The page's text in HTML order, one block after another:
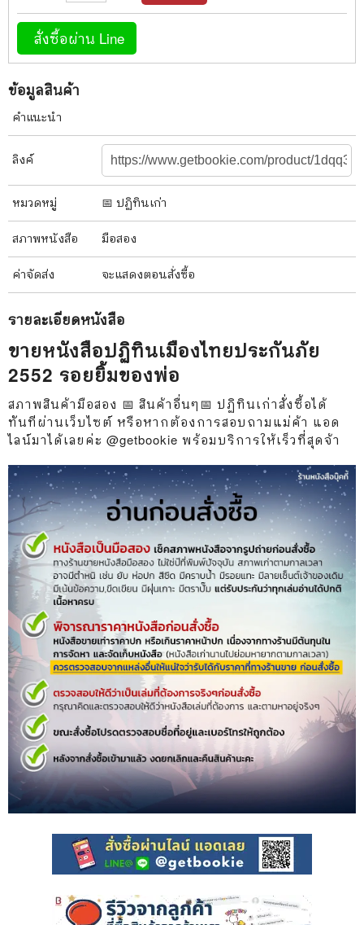
สั่งซื้อผ่าน Line
ข้อมูลสินค้า
คำแนะนำ
ลิงค์
หมวดหมู่ 📅 ปฏิทินเก่า
สภาพหนังสือ มือสอง
ค่าจัดส่ง จะแสดงตอนสั่งซื้อ
รายละเอียดหนังสือ
ขายหนังสือปฏิทินเมืองไทยประกันภัย
2552 รอยยิ้มของพ่อ
สภาพสินค้ามือสอง 📅 สินค้าอื่นๆ📅 ปฏิทินเก่าสั่งซื้อได้
ทันทีผ่านเว็บไซต์ หรือหากต้องการสอบถามแม่ค้า แอด
ไลน์มาได้เลยค่ะ @getbookie พร้อมบริการให้เร็วที่สุดจ้า